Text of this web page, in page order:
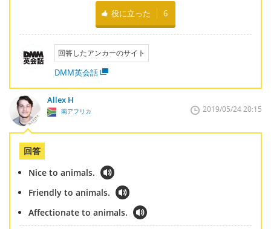
役に立った 6
回答したアンカーのサイト
DMM英会話
Allex H
南アフリカ 2019/05/24 20:15
回答
Nice to animals.
Friendly to animals.
Affectionate to animals.